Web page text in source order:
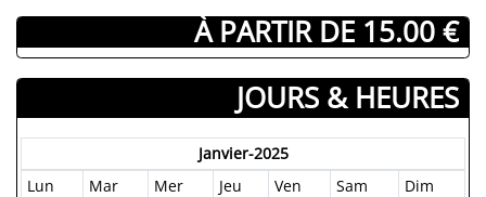
­ À PARTIR DE 15.00 €
JOURS & HEURES
Janvier-2025
Lun
Mar Mer Jeu Ven Sam
Dim